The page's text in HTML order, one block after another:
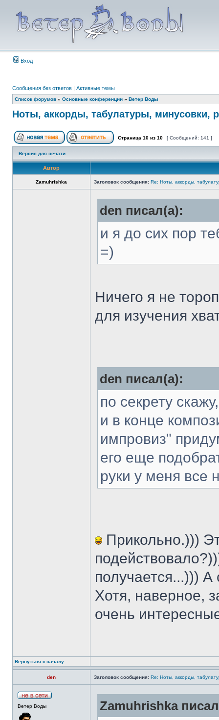
Вход
Сообщения без ответов | Активные темы
Список форумов » Основные конференции » Ветер Воды
Ноты, аккорды, табулатуры, минусовки,
Страница 10 из 10 [ Сообщений: 141 ]
Версия для печати
Автор
Zamuhrishka Заголовок сообщения: Re: Ноты, аккорды,
den писал(а):
и я до сих пор
=)
Ничего я не
для изучения
den писал(а):
по секрету
и в конце
импровиз"
его еще
руки у меня все
Прикольно.)))
получается...)))
Хотя, наверное,
очень
Вернуться к началу
den Заголовок сообщения: Re: Ноты, аккорды,
Ветер Воды Zamuhrishka